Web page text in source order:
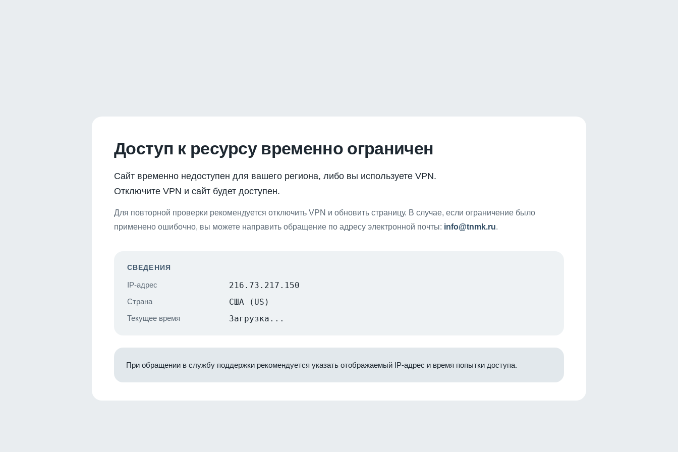
Доступ к ресурсу временно ограничен
Сайт временно недоступен для вашего региона, либо вы используете VPN.
Отключите VPN и сайт будет доступен.
Для повторной проверки рекомендуется отключить VPN и обновить страницу. В случае, если ограничение было
применено ошибочно, вы можете направить обращение по адресу электронной почты: info@tnmk.ru.
СВЕДЕНИЯ
IP-адрес 216.73.217.150
Страна США (US)
Текущее время Загрузка...
При обращении в службу поддержки рекомендуется указать отображаемый IP-адрес и время попытки доступа.